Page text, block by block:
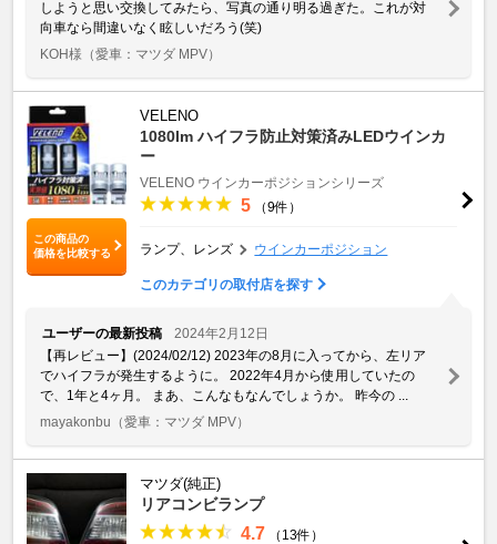
しようと思い交換してみたら、写真の通り明る過ぎた。これが対
向車なら間違いなく眩しいだろう(笑)
KOH様 （愛車：マツダ MPV）
この商品の
価格を比較する
VELENO
1080lm ハイフラ防止対策済みLEDウインカ
ー
VELENO ウインカーポジションシリーズ
5 （9件）
ランプ、レンズ ウインカーポジション
このカテゴリの取付店を探す
ユーザーの最新投稿
2024年2月12日
【再レビュー】(2024/02/12) 2023年の8月に入ってから、左リア
でハイフラが発生するように。 2022年4月から使用していたの
で、1年と4ヶ月。 まあ、こんなもなんでしょうか。 昨今の ...
mayakonbu （愛車：マツダ MPV）
マツダ(純正)
リアコンビランプ
4.7 （13件）